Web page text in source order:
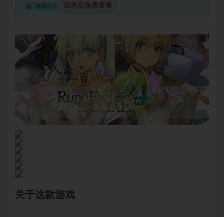
隐藏内容 登录后免费查看
关于这款游戏